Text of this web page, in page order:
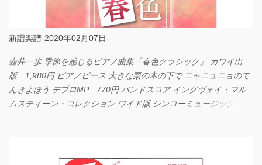
新譜楽譜-2020年02月07日-
壺井一歩 季節を感じるピアノ曲集「春色クラシック」 カワイ出
版 1,980円 ピアノピース 大きな栗の木の下で ニャニュニョのて
んきよほう デプロMP 770円 バンドスコア イングヴェイ・マル
ムスティーン・コレクション ワイド版 シンコーミュージック